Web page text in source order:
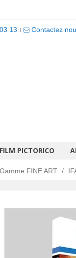
13 Contactez
FILM PICTORICO
Gamme FINE ART /